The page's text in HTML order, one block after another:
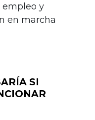
empleo y
en marcha
SI